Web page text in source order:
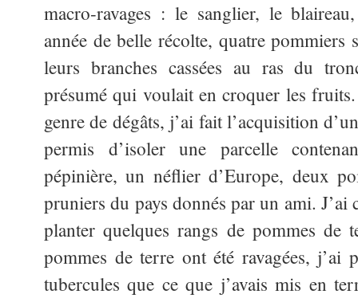
macro-ravages : le sanglier, le
année de belle récolte, quatre
leurs branches cassées au ras du
présumé qui voulait en croquer les
genre de dégâts, j’ai fait l’acquisition
permis d’isoler une parcelle
pépinière, un néflier d’Europe, deux
pruniers du pays donnés par un ami. J’ai
planter quelques rangs de pommes de
pommes de terre ont été ravagées, j’ai
tubercules que ce que j’avais mis en